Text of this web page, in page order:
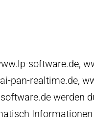
software.de,
pan-realtime.de,
werden